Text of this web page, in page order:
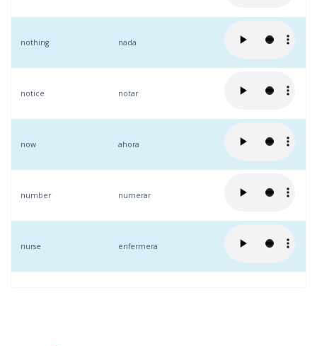
nothing nada
notice notar
now ahora
number numerar
nurse enfermera